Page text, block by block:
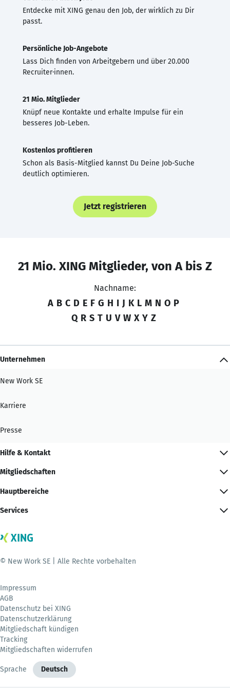
Entdecke mit XING genau den Job, der wirklich zu Dir
passt.
Persönliche Job-Angebote
Lass Dich finden von Arbeitgebern und über 20.000
Recruiter·innen.
21 Mio. Mitglieder
Knüpf neue Kontakte und erhalte Impulse für ein
besseres Job-Leben.
Kostenlos profitieren
Schon als Basis-Mitglied kannst Du Deine Job-Suche
deutlich optimieren.
Jetzt registrieren
21 Mio. XING Mitglieder, von A bis Z
Nachname:
A B C D E F G H I J K L M N O P
Q R S T U V W X Y Z
Unternehmen
New Work SE
Karriere
Presse
Hilfe & Kontakt
Mitgliedschaften
Hauptbereiche
Services
© New Work SE | Alle Rechte vorbehalten
Impressum
AGB
Datenschutz bei XING
Datenschutzerklärung
Mitgliedschaft kündigen
Tracking
Mitgliedschaften widerrufen
Sprache Deutsch